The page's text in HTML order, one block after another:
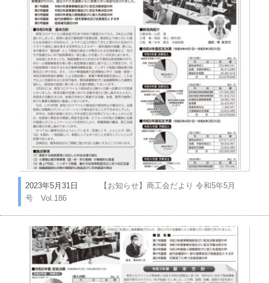
2023年5月31日
【お知らせ】商工会だより 令和5年5月
号 Vol.186